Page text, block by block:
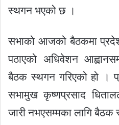
स्थगन भएको छ ।
सभाको आजको बैठकमा
पठाएको अधिवेशन
बैठक स्थगन गरिएको हो ।
सभामुख कृष्णप्रसाद
जारी नभएसम्मका लागि बैठक